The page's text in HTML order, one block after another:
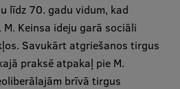
līdz 70. gadu vidum, kad
Keinsa ideju garā sociāli
Savukārt atgriešanos tirgus
praksē atpakaļ pie M.
brīvā tirgus